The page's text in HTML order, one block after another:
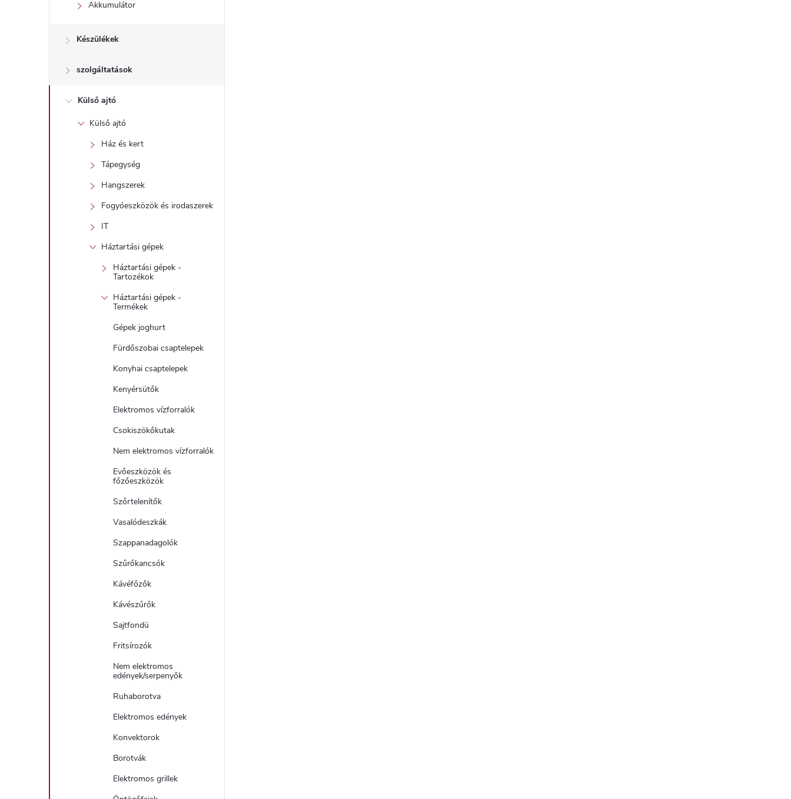
Akkumulátor
Készülékek
szolgáltatások
Külső ajtó
Külső ajtó
Ház és kert
Tápegység
Hangszerek
Fogyóeszközök és irodaszerek
IT
Háztartási gépek
Háztartási gépek -
Tartozékok
Háztartási gépek -
Termékek
Gépek joghurt
Fürdőszobai csaptelepek
Konyhai csaptelepek
Kenyérsütők
Elektromos vízforralók
Csokiszökőkutak
Nem elektromos vízforralók
Evőeszközök és
főzőeszközök
Szőrtelenítők
Vasalódeszkák
Szappanadagolók
Szűrőkancsók
Kávéfőzők
Kávészűrők
Sajtfondü
Fritsírozók
Nem elektromos
edények/serpenyők
Ruhaborotva
Elektromos edények
Konvektorok
Borotvák
Elektromos grillek